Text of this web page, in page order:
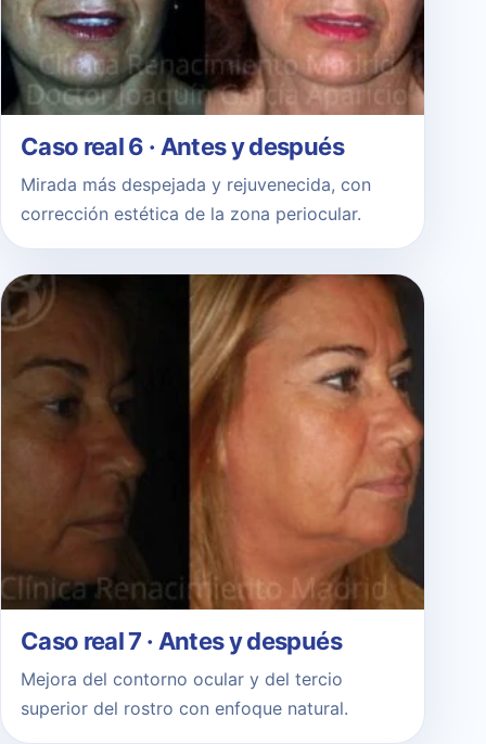
Caso real 6 · Antes y después
Mirada más despejada y rejuvenecida, con
corrección estética de la zona periocular.
Caso real 7 · Antes y después
Mejora del contorno ocular y del tercio
superior del rostro con enfoque natural.